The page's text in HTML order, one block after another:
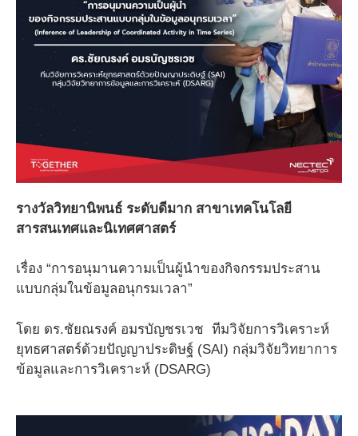
รางวัลวิทยานิพนธ์ ระดับดีมาก สาขาเทคโนโลยี
สารสนเทศและนิเทศศาสตร์
เรื่อง “การอนุมานความเป็นผู้นำของกิจกรรมประสาน
แบบกลุ่มในข้อมูลอนุกรมเวลา”
โดย ดร.ชัยณรงค์ อมรบัญชรเวช ทีมวิจัยการวิเคราะห์
ยุทธศาสตร์ด้วยปัญญาประดิษฐ์ (SAI) กลุ่มวิจัยวิทยาการ
ข้อมูลและการวิเคราะห์ (DSARG)